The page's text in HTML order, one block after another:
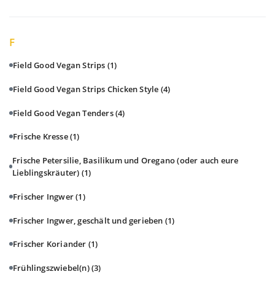
F
Field Good Vegan Strips (1)
Field Good Vegan Strips Chicken Style (4)
Field Good Vegan Tenders(4)
Frische Kresse(1)
Frische Petersilie, Basilikum und Oregano (oder auch eure
Lieblingskräuter) (1)
Frischer Ingwer(1)
Frischer Ingwer, geschält und gerieben (1)
Frischer Koriander (1)
Frühlingszwiebel(n)(3)